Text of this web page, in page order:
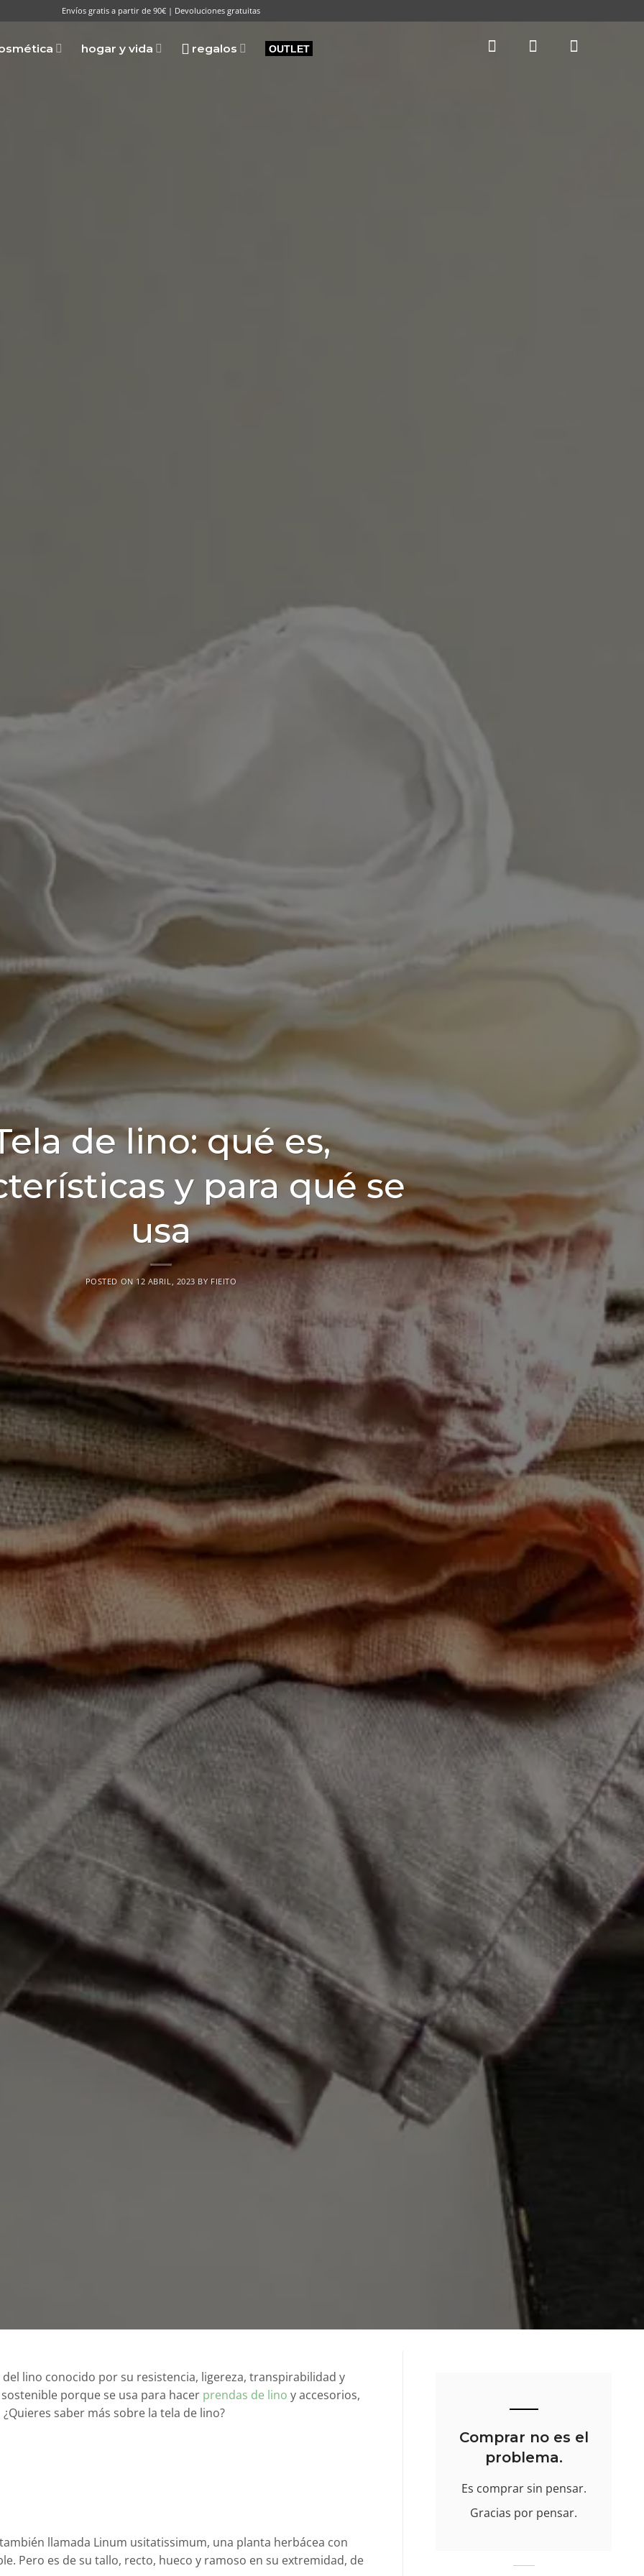
Envíos gratis a partir de 90€ | Devoluciones gratuitas
hogar y vida regalos OUTLET
de lino: qué es,
y para qué se
usa
POSTED ON12 ABRIL, 2023 BY FIEITO
lino conocido por su resistencia, ligereza, transpirabilidad y
porque se usa para hacer prendas de lino y accesorios,
saber más sobre la tela de lino?
llamada Linum usitatissimum, una planta herbácea con
Pero es de su tallo, recto, hueco y ramoso en su extremidad, de
Comprar no es el
problema.
Es comprar sin pensar.
Gracias por pensar.